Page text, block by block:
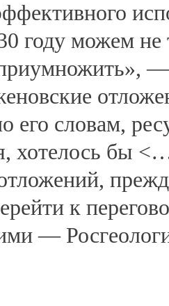
году можем не
—
его словам,
хотелось бы
к
—